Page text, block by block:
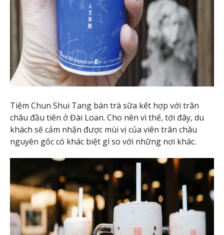
Tiệm Chun Shui Tang bán trà sữa kết hợp với trân
châu đầu tiên ở Đài Loan. Cho nên vì thế, tới đây, du
khách sẽ cảm nhận được mùi vị của viên trân châu
nguyên gốc có khác biệt gì so với những nơi khác.